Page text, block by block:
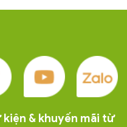
& khuyến mãi từ